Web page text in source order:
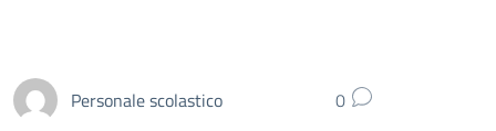
Personale scolastico 0